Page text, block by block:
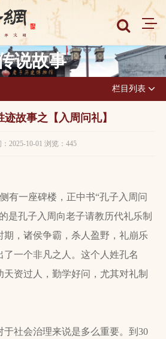
说故事
栏目列表
故事之【入周问礼】
：2025-10-01 浏览：445
有一座碑楼，正中书“孔子入周问
是孔子入周向老子请教历代礼乐制
期，诸侯争霸，杀人盈野，礼崩乐
一个非凡之人。这个人姓孔名
天资过人，勤学好问，尤其对礼制
社会治理来说是多么重要。到30